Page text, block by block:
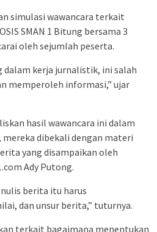
simulasi wawancara terkait
SMAN 1 Bitung bersama 3
oleh sejumlah peserta.
dalam kerja jurnalistik, ini salah
memperoleh informasi,” ujar
hasil wawancara ini dalam
dibekali dengan materi
yang disampaikan oleh
Ady Putong.
berita itu harus
dan unsur berita,” tuturnya.
terkait bagaimana menentukan